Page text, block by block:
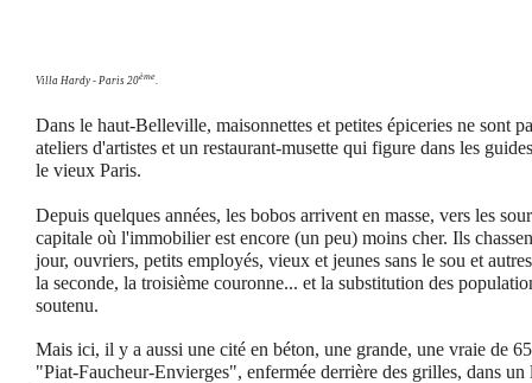
Villa Hardy - Paris 20ème.
Dans le haut-Belleville, maisonnettes et petites épiceries ne sont
ateliers d'artistes et un restaurant-musette qui figure dans les
le vieux Paris.
Depuis quelques années, les bobos arrivent en masse, vers les
capitale où l'immobilier est encore (un peu) moins cher. Ils
jour, ouvriers, petits employés, vieux et jeunes sans le sou et
la seconde, la troisième couronne... et la substitution des
soutenu.
Mais ici, il y a aussi une cité en béton, une grande, une vraie de
"Piat-Faucheur-Envierges", enfermée derrière des grilles, dans un